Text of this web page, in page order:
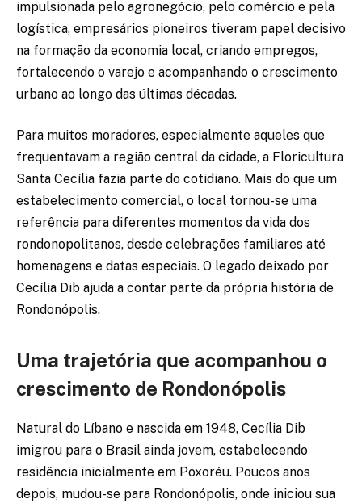
impulsionada pelo agronegócio, pelo comércio e pela
logística, empresários pioneiros tiveram papel decisivo
na formação da economia local, criando empregos,
fortalecendo o varejo e acompanhando o crescimento
urbano ao longo das últimas décadas.
Para muitos moradores, especialmente aqueles que
frequentavam a região central da cidade, a Floricultura
Santa Cecília fazia parte do cotidiano. Mais do que um
estabelecimento comercial, o local tornou-se uma
referência para diferentes momentos da vida dos
rondonopolitanos, desde celebrações familiares até
homenagens e datas especiais. O legado deixado por
Cecília Dib ajuda a contar parte da própria história de
Rondonópolis.
Uma trajetória que acompanhou o
crescimento de Rondonópolis
Natural do Líbano e nascida em 1948, Cecília Dib
imigrou para o Brasil ainda jovem, estabelecendo
residência inicialmente em Poxoréu. Poucos anos
depois, mudou-se para Rondonópolis, onde iniciou sua